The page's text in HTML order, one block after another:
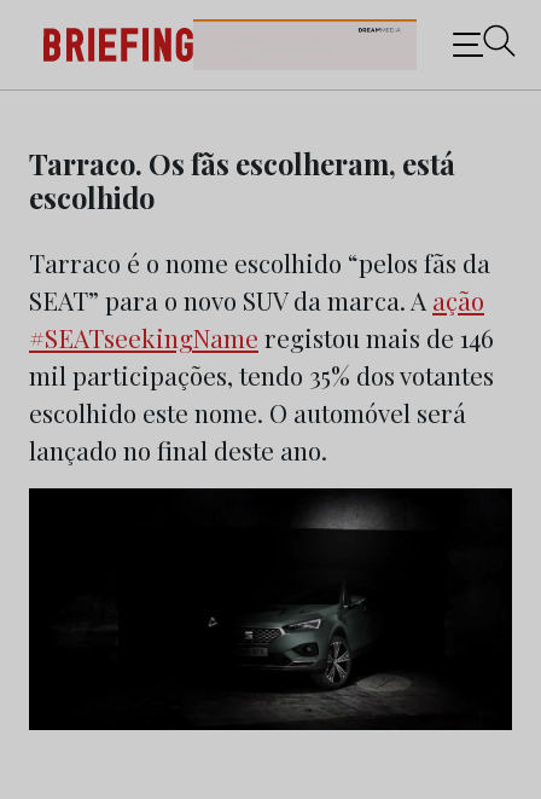
content
Briefing: Todas as notícias sobre os negócios do
Marketing e da Publicidade
Tarraco. Os fãs escolheram, está
escolhido
Tarraco é o nome escolhido “pelos fãs da
SEAT” para o novo SUV da marca. A ação
#SEATseekingName registou mais de 146
mil participações, tendo 35% dos votantes
escolhido este nome. O automóvel será
lançado no final deste ano.